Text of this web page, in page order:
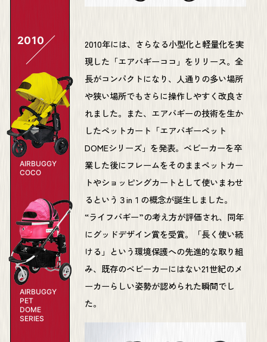
2010
AIRBUGGY
COCO
AIRBUGGY
PET
DOME
SERIES
2010年には、さらなる小型化と軽量化を実
現した「エアバギーココ」をリリース。全
長がコンパクトになり、人通りの多い場所
や狭い場所でもさらに操作しやすく改良さ
れました。また、エアバギーの技術を生か
したペットカート「エアバギーペット
DOMEシリーズ」を発表。ベビーカーを卒
業した後にフレームをそのままペットカー
トやショッピングカートとして使いまわせ
るという３in１の概念が誕生しました。
“ライフバギー”の考え方が評価され、同年
にグッドデザイン賞を受賞。「長く使い続
ける」という環境保護への先進的な取り組
み、既存のベビーカーにはない21世紀のメ
ーカーらしい姿勢が認められた瞬間でし
た。